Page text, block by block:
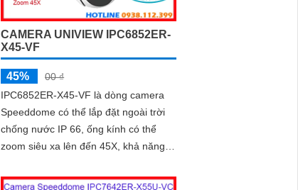
CAMERA UNIVIEW IPC6852ER-
X45-VF
45%
00 ₫
IPC6852ER-X45-VF là dòng camera
Speeddome có thể lắp đặt ngoài trời
chống nước IP 66, ống kính có thể
zoom siêu xa lên đến 45X, khả năng
bằng hồng ngoại Smart IR lên đến